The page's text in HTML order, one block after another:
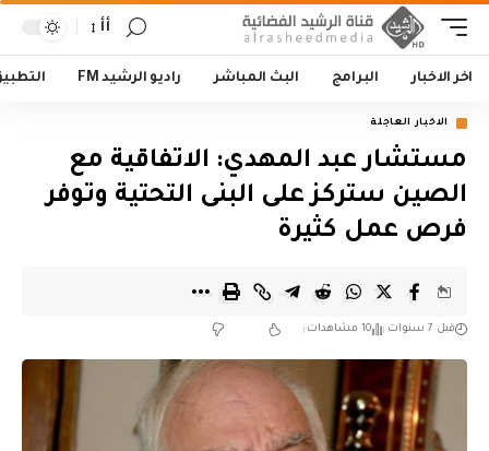
أأ
اخر الاخبار البرامج البث المباشر راديو الرشيد FM
الاخبار العاجلة
مستشار عبد المهدي: الاتفاقية مع
الصين ستركز على البنى التحتية وتوفر
فرص عمل كثيرة
قبل 7 سنوات 10 مشاهدات